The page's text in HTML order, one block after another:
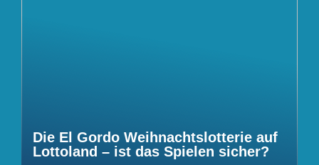
Die El Gordo Weihnachtslotterie auf
Lottoland – ist das Spielen sicher?